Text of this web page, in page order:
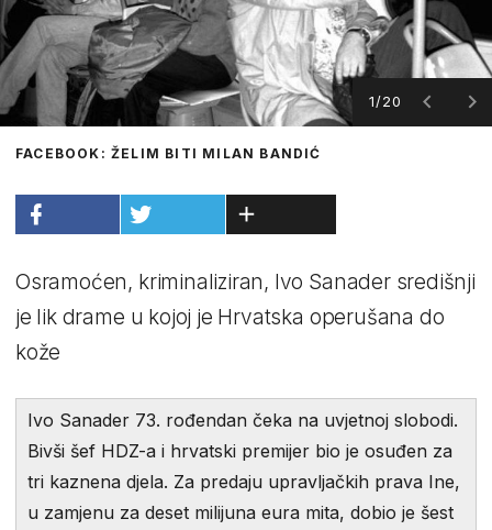
1/20
FACEBOOK: ŽELIM BITI MILAN BANDIĆ
Osramoćen, kriminaliziran, Ivo Sanader središnji
je lik drame u kojoj je Hrvatska operušana do
kože
Ivo Sanader 73. rođendan čeka na uvjetnoj slobodi.
Bivši šef HDZ-a i hrvatski premijer bio je osuđen za
tri kaznena djela. Za predaju upravljačkih prava Ine,
u zamjenu za deset milijuna eura mita, dobio je šest